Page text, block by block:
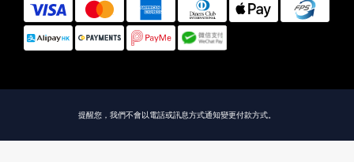
提醒您，我們不會以電話或訊息方式通知變更付款方式。